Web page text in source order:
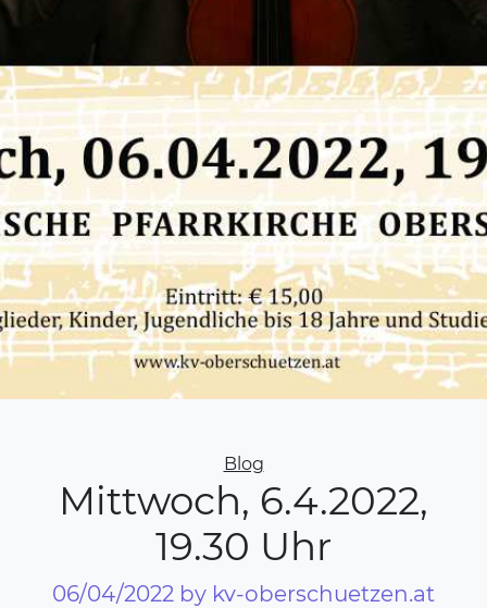
Categories
Blog
Mittwoch, 6.4.2022,
19.30 Uhr
06/04/2022 by kv-oberschuetzen.at